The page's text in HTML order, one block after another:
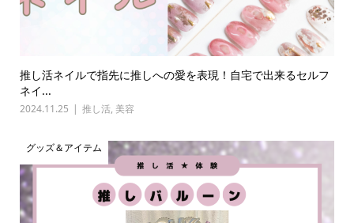
推し活ネイルで指先に推しへの愛を表現！自宅で出来るセルフ
ネイ...
2024.11.25 推し活, 美容
グッズ＆アイテム